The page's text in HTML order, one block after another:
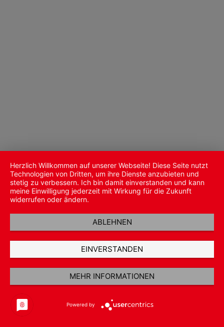
Herzlich Willkommen auf unserer Webseite! Diese Seite nutzt
Technologien von Dritten, um ihre Dienste anzubieten und
stetig zu verbessern. Ich bin damit einverstanden und kann
meine Einwilligung jederzeit mit Wirkung für die Zukunft
widerrufen oder ändern.
ABLEHNEN
EINVERSTANDEN
MEHR INFORMATIONEN
Powered by